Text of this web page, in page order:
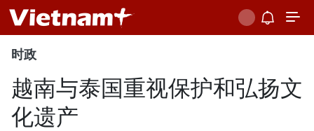
时政
越南与泰国重视保护和弘扬文
化遗产